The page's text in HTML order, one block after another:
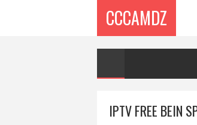
CCCAMDZ
IPTV FREE BEIN